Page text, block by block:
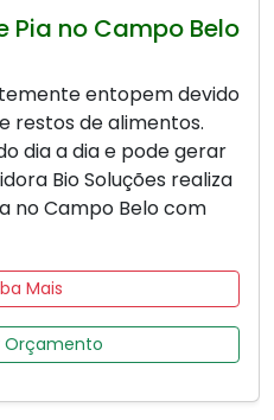
Pia no Campo Belo
entopem devido
restos de alimentos.
dia a dia e pode gerar
Bio Soluções realiza
no Campo Belo com
Mais
Orçamento